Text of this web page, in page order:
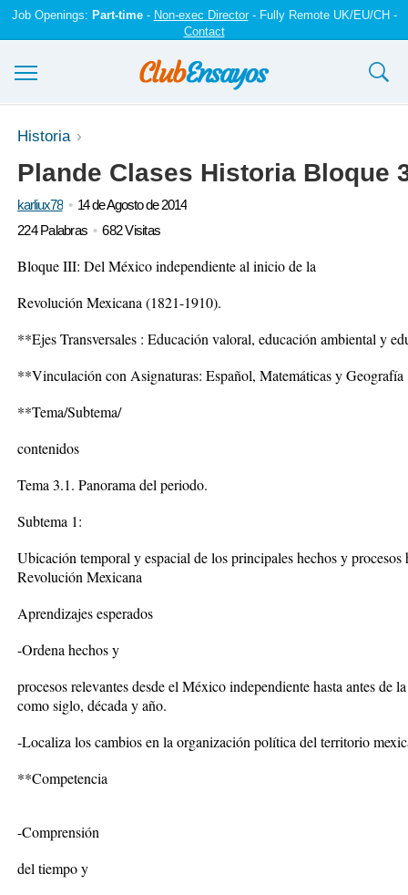
Job Openings: Part-time- Non-exec Director- Fully Remote UK/EU/CH -
Contact
Ensayos y trabajos
Registrarse
Iniciar sesión
Historia
Plande Clases Historia Bloque
karliux78
14 de Agosto de 2014
224 Palabras
682 Visitas
Bloque III: Del México independiente al inicio de la
Revolución Mexicana (1821-1910).
**Ejes Transversales : Educación valoral, educación ambiental y
**Vinculación con Asignaturas: Español, Matemáticas y Geografía
**Tema/Subtema/
contenidos
Tema 3.1. Panorama del periodo.
Subtema 1:
Ubicación temporal y espacial de los principales hechos y
Revolución Mexicana
Aprendizajes esperados
-Ordena hechos y
procesos relevantes desde el México independiente hasta antes de
como siglo, década y año.
-Localiza los cambios en la organización política del territorio
**Competencia
-Comprensión
del tiempo y